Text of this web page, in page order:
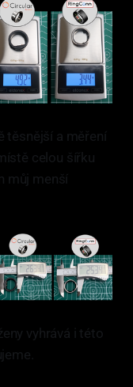
těsnější a měření
celou šířku
můj menší
vyhrává i této